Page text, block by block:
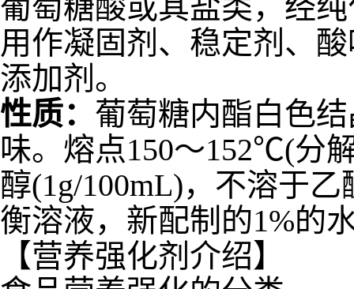
葡萄糖酸或其盐类，经
用作凝固剂、稳定剂、
添加剂。
性质： 葡萄糖内酯白色
味。熔点150～152℃(分
醇(1g/100mL)，不溶于
衡溶液，新配制的1%的
【营养强化剂介绍】